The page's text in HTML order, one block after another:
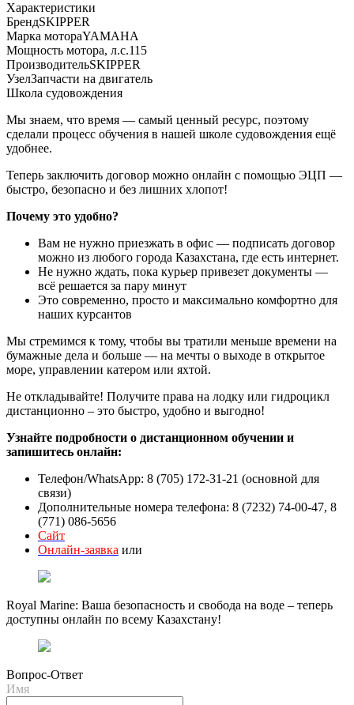
Характеристики
БрендSKIPPER
Марка мотораYAMAHA
Мощность мотора, л.с.115
ПроизводительSKIPPER
УзелЗапчасти на двигатель
Школа судовождения
Мы знаем, что время — самый ценный ресурс, поэтому
сделали процесс обучения в нашей школе судовождения ещё
удобнее.
Теперь заключить договор можно онлайн с помощью ЭЦП —
быстро, безопасно и без лишних хлопот!
Почему это удобно?
Вам не нужно приезжать в офис — подписать договор
можно из любого города Казахстана, где есть интернет.
Не нужно ждать, пока курьер привезет документы —
всё решается за пару минут
Это современно, просто и максимально комфортно для
наших курсантов
Мы стремимся к тому, чтобы вы тратили меньше времени на
бумажные дела и больше — на мечты о выходе в открытое
море, управлении катером или яхтой.
Не откладывайте! Получите права на лодку или гидроцикл
дистанционно – это быстро, удобно и выгодно!
Узнайте подробности о дистанционном обучении и
запишитесь онлайн:
Телефон/WhatsApp: 8 (705) 172-31-21 (основной для
связи)
Дополнительные номера телефона: 8 (7232) 74-00-47, 8
(771) 086-5656
Сайт
Онлайн-заявка или
Royal Marine: Ваша безопасность и свобода на воде – теперь
доступны онлайн по всему Казахстану!
Вопрос-Ответ
Имя